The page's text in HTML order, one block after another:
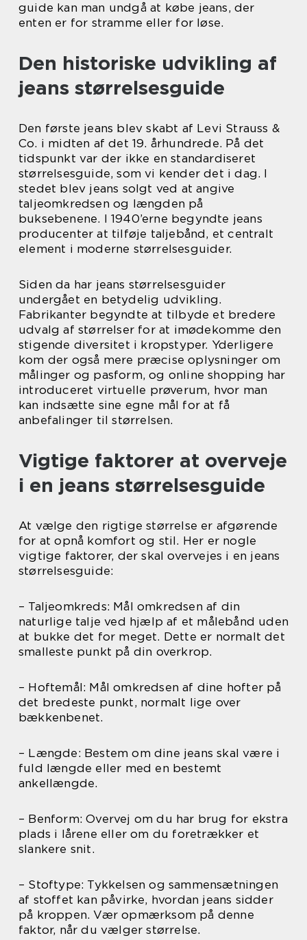
guide kan man undgå at købe jeans, der
enten er for stramme eller for løse.
Den historiske udvikling af
jeans størrelsesguide
Den første jeans blev skabt af Levi Strauss &
Co. i midten af det 19. århundrede. På det
tidspunkt var der ikke en standardiseret
størrelsesguide, som vi kender det i dag. I
stedet blev jeans solgt ved at angive
taljeomkredsen og længden på
buksebenene. I 1940’erne begyndte jeans
producenter at tilføje taljebånd, et centralt
element i moderne størrelsesguider.
Siden da har jeans størrelsesguider
undergået en betydelig udvikling.
Fabrikanter begyndte at tilbyde et bredere
udvalg af størrelser for at imødekomme den
stigende diversitet i kropstyper. Yderligere
kom der også mere præcise oplysninger om
målinger og pasform, og online shopping har
introduceret virtuelle prøverum, hvor man
kan indsætte sine egne mål for at få
anbefalinger til størrelsen.
Vigtige faktorer at overveje
i en jeans størrelsesguide
At vælge den rigtige størrelse er afgørende
for at opnå komfort og stil. Her er nogle
vigtige faktorer, der skal overvejes i en jeans
størrelsesguide:
– Taljeomkreds: Mål omkredsen af din
naturlige talje ved hjælp af et målebånd uden
at bukke det for meget. Dette er normalt det
smalleste punkt på din overkrop.
– Hoftemål: Mål omkredsen af dine hofter på
det bredeste punkt, normalt lige over
bækkenbenet.
– Længde: Bestem om dine jeans skal være i
fuld længde eller med en bestemt
ankellængde.
– Benform: Overvej om du har brug for ekstra
plads i lårene eller om du foretrækker et
slankere snit.
– Stoftype: Tykkelsen og sammensætningen
af stoffet kan påvirke, hvordan jeans sidder
på kroppen. Vær opmærksom på denne
faktor, når du vælger størrelse.